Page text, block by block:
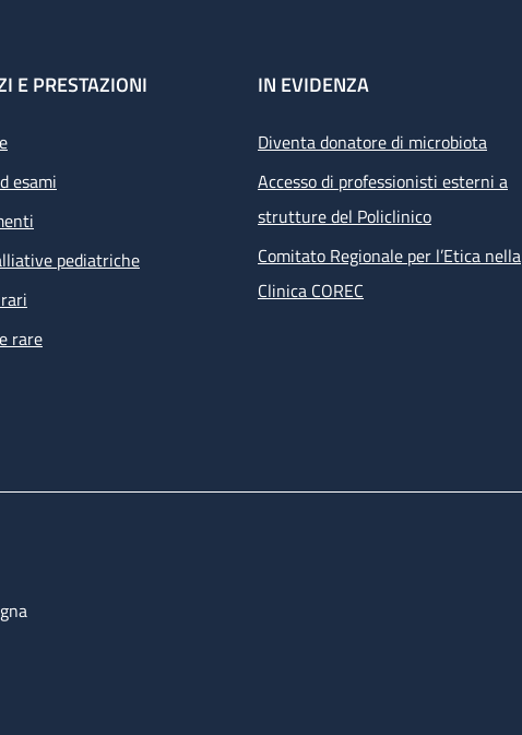
E PRESTAZIONI
esami
pediatriche
rare
IN EVIDENZA
Diventa donatore di microbiota
Accesso di professionisti esterni a
strutture del Policlinico
Comitato Regionale per l’Etica nella
Clinica COREC